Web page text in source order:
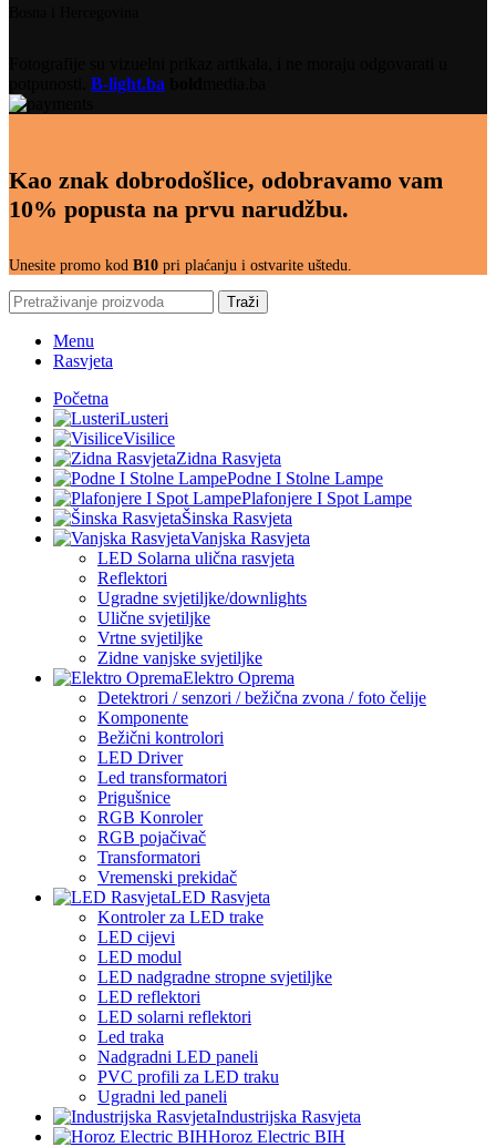
B-light.ba
Kao znak dobrodošlice, odobravamo vam
10% popusta na prvu narudžbu.
Unesite promo kod B10 pri plaćanju i ostvarite uštedu.
Traži
Menu
Rasvjeta
Početna
Lusteri
Visilice
Zidna Rasvjeta
Podne I Stolne Lampe
Plafonjere I Spot Lampe
Šinska Rasvjeta
Vanjska Rasvjeta
LED Solarna ulična rasvjeta
Reflektori
Ugradne svjetiljke/downlights
Ulične svjetiljke
Vrtne svjetiljke
Zidne vanjske svjetiljke
Elektro Oprema
Detektrori / senzori / bežična zvona / foto čelije
Komponente
Bežični kontrolori
LED Driver
Led transformatori
Prigušnice
RGB Konroler
RGB pojačivač
Transformatori
Vremenski prekidač
LED Rasvjeta
Kontroler za LED trake
LED cijevi
LED modul
LED nadgradne stropne svjetiljke
LED reflektori
LED solarni reflektori
Led traka
Nadgradni LED paneli
PVC profili za LED traku
Ugradni led paneli
Industrijska Rasvjeta
Horoz Electric BIH